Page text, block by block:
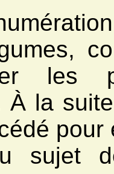
les
À la
sujet